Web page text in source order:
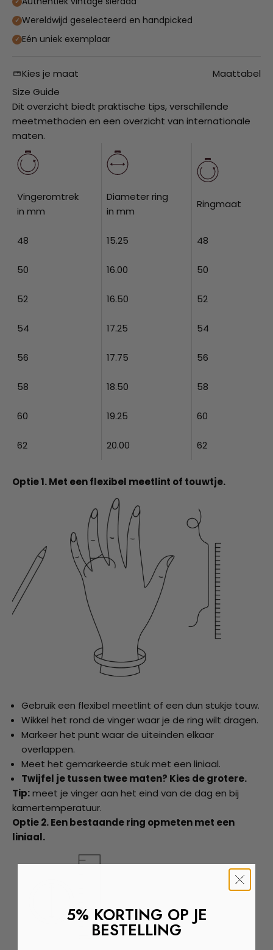
Wereldwijd geselecteerd en handpicked
Eén uniek exemplaar
Kies je maat
Maattabel
Size Guide
Dit overzicht biedt praktische tips, verschillende
meetmethoden en een overzicht van internationale
maten.
Vingeromtrek
in mm
Diameter ring
in mm
Ringmaat
48 15.25 48
50 16.00 50
52 16.50 52
54 17.25 54
56 17.75 56
58 18.50 58
60 19.25 60
62 20.00 62
Optie 1. Met een flexibel meetlint of touwtje.
Gebruik een flexibel meetlint of een dun stukje touw.
Wikkel het rond de vinger waar je de ring wilt dragen.
Markeer het punt waar de uiteinden elkaar
overlappen.
Meet het gemarkeerde stuk met een liniaal.
Twijfel je tussen twee maten? Kies de grotere.
Tip:meet je vinger aan het eind van de dag en bij
kamertemperatuur.
Optie 2. Een bestaande ring opmeten met een
liniaal.
5% KORTING OP JE
BESTELLING